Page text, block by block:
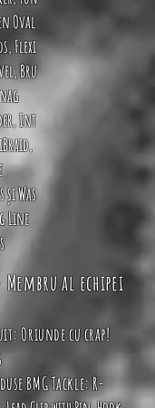
Oval
,Flexi
,Bru
,Int
,
șiWas
Line
al echipei
Oriunde cu crap!
BMG Tackle:R-